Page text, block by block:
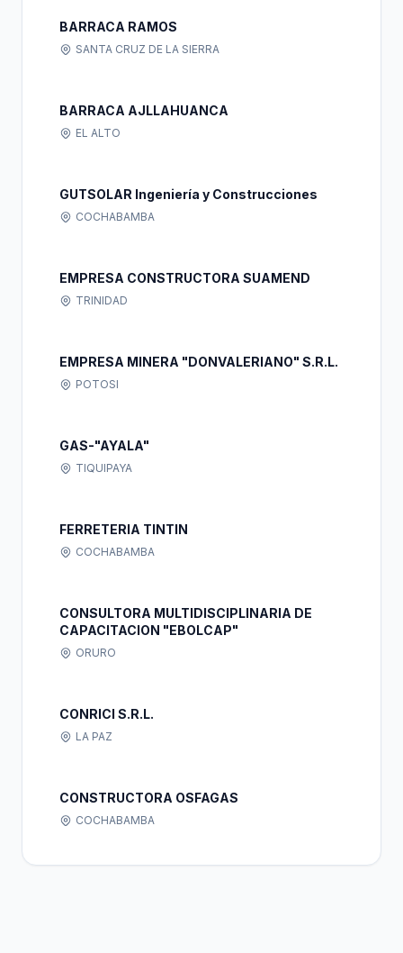
BARRACA RAMOS
SANTA CRUZ DE LA SIERRA
BARRACA AJLLAHUANCA
EL ALTO
GUTSOLAR Ingeniería y Construcciones
COCHABAMBA
EMPRESA CONSTRUCTORA SUAMEND
TRINIDAD
EMPRESA MINERA "DONVALERIANO" S.R.L.
POTOSI
GAS-"AYALA"
TIQUIPAYA
FERRETERIA TINTIN
COCHABAMBA
CONSULTORA MULTIDISCIPLINARIA DE
CAPACITACION "EBOLCAP"
ORURO
CONRICI S.R.L.
LA PAZ
CONSTRUCTORA OSFAGAS
COCHABAMBA